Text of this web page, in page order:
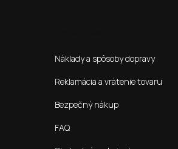
Náklady a spôsoby dopravy
Reklamácia a vrátenie tovaru
Bezpečný nákup
FAQ